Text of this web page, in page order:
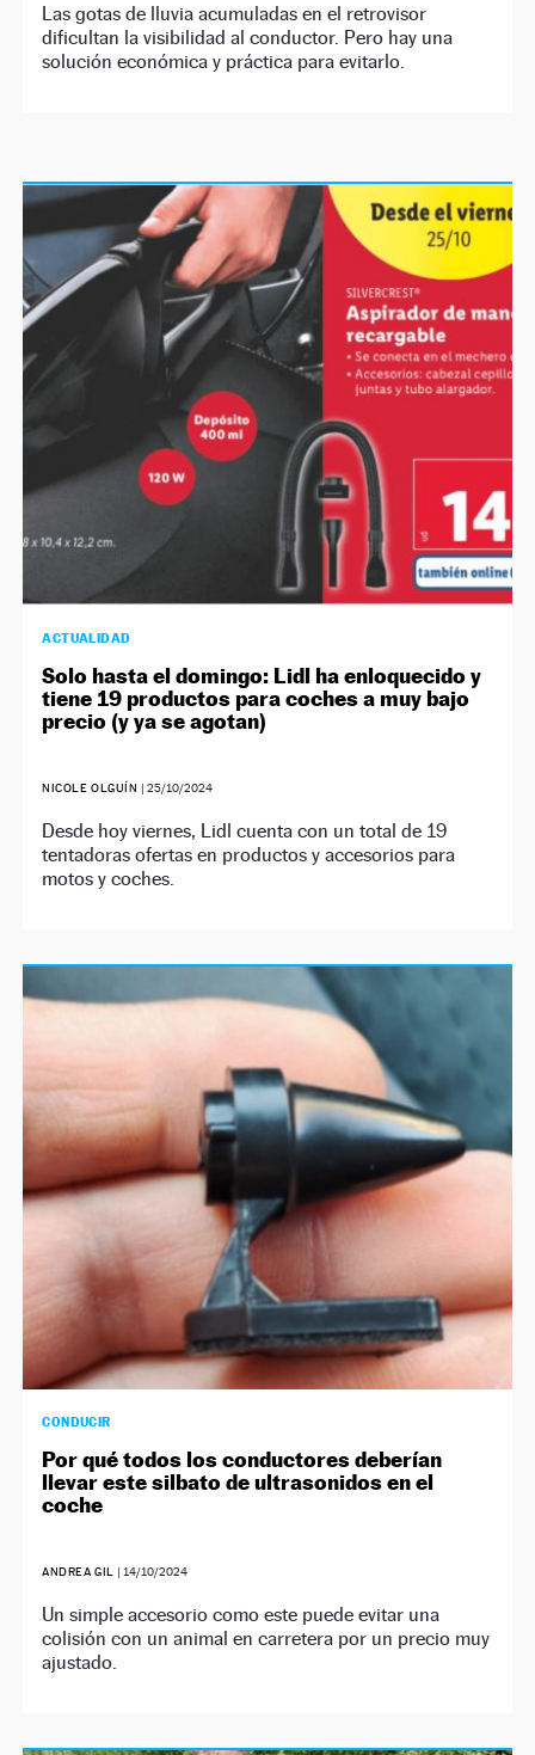
Las gotas de lluvia acumuladas en el retrovisor
dificultan la visibilidad al conductor. Pero hay una
solución económica y práctica para evitarlo.
ACTUALIDAD
Solo hasta el domingo: Lidl ha enloquecido y
tiene 19 productos para coches a muy bajo
precio (y ya se agotan)
NICOLE OLGUÍN | 25/10/2024
Desde hoy viernes, Lidl cuenta con un total de 19
tentadoras ofertas en productos y accesorios para
motos y coches.
CONDUCIR
Por qué todos los conductores deberían
llevar este silbato de ultrasonidos en el
coche
ANDREA GIL | 14/10/2024
Un simple accesorio como este puede evitar una
colisión con un animal en carretera por un precio muy
ajustado.